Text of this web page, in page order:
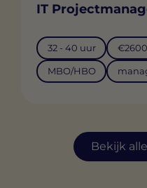
Bekijk
IT
32 - 40 uur
MBO/HBO